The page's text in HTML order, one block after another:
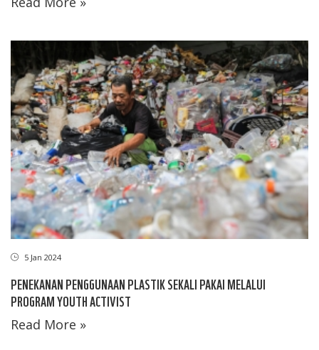
5 Jan 2024
PENEKANAN PENGGUNAAN PLASTIK SEKALI PAKAI MELALUI
PROGRAM YOUTH ACTIVIST
Read More »